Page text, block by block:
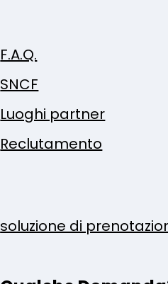
F.A.Q.
SNCF
Luoghi partner
Reclutamento
soluzione di